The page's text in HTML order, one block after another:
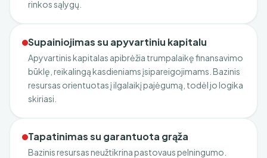
rinkos sąlygų.
Supainiojimas su apyvartiniu kapitalu
Apyvartinis kapitalas apibrėžia trumpalaikę finansavimo
būklę, reikalingą kasdieniams įsipareigojimams. Bazinis
resursas orientuotas į ilgalaikį pajėgumą, todėl jo logika
skiriasi.
Tapatinimas su garantuota grąža
Bazinis resursas neužtikrina pastovaus pelningumo.